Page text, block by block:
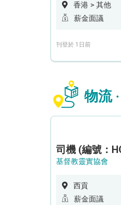
香港 > 其他
薪金面議
刊登於 1日前
物流
基督教靈實協會
西貢
薪金面議